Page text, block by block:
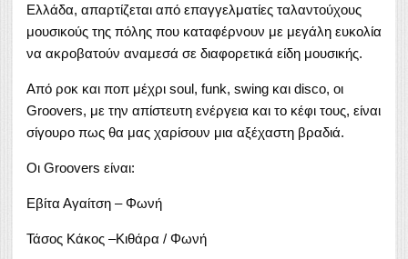
Ελλάδα, απαρτίζεται από επαγγελματίες ταλαντούχους
μουσικούς της πόλης που καταφέρνουν με μεγάλη ευκολία
να ακροβατούν αναμεσά σε διαφορετικά είδη μουσικής.
Από ροκ και ποπ μέχρι soul, funk, swing και disco, οι
Groovers, με την απίστευτη ενέργεια και το κέφι τους, είναι
σίγουρο πως θα μας χαρίσουν μια αξέχαστη βραδιά.
Οι Groovers είναι:
Εβίτα Αγαίτση – Φωνή
Τάσος Κάκος –Κιθάρα / Φωνή